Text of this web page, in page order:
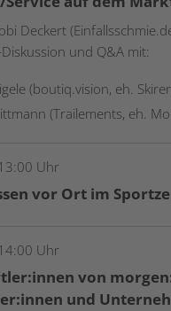
Deckert
und Q&A mit:
(boutiq.vision, eh.
(Trailements, eh.
Uhr
vor Ort im
Uhr
von
und